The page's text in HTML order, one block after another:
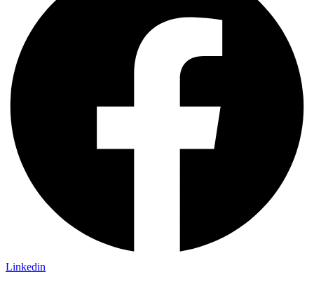
Linkedin